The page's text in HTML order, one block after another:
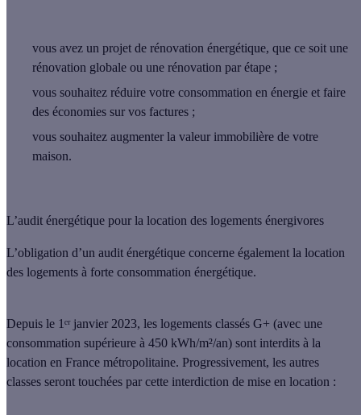
vous avez un projet de rénovation énergétique, que ce soit une
rénovation globale ou une rénovation par étape ;
vous souhaitez réduire votre consommation en énergie et faire
des économies sur vos factures ;
vous souhaitez augmenter la valeur immobilière de votre
maison.
L’audit énergétique pour la location des logements énergivores
L’obligation d’un audit énergétique concerne également la location
des logements à forte consommation énergétique.
Depuis le 1ᵉʳ janvier 2023, les logements classés G+ (avec une
consommation supérieure à 450 kWh/m²/an) sont interdits à la
location en France métropolitaine. Progressivement, les autres
classes seront touchées par cette interdiction de mise en location :